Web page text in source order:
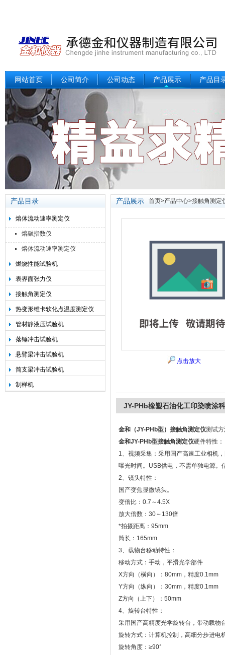
网站首页 公司简介 公司动态 产品展示 产品目
产品目录
熔体流动速率测定仪
熔融指数仪
熔体流动速率测定仪
燃烧性能试验机
表界面张力仪
接触角测定仪
热变形维卡软化点温度测定仪
管材静液压试验机
落锤冲击试验机
悬臂梁冲击试验机
简支梁冲击试验机
制样机
产品展示 首页>产品中心>接触角测定
点击放大
JY-PHb橡塑石油化工印染喷涂
金和（JY-PHb型）接触角测定仪测试
金和JY-PHb型接触角测定仪硬件特性：
1、视频采集：采用国产高速工业相机
曝光时间。USB供电，不需单独电源
2、镜头特性：
国产变焦显微镜头。
变倍比：0.7～4.5X
放大倍数：30～130倍
*拍摄距离：95mm
筒长：165mm
3、载物台移动特性：
移动方式：手动，平滑光学部件
X方向（横向）：80mm，精度0.1mm
Y方向（纵向）：30mm，精度0.1mm
Z方向（上下）：50mm
4、旋转台特性：
采用国产高精度光学旋转台，带动载物
旋转方式：计算机控制，高细分步进电
旋转角度：≥90°